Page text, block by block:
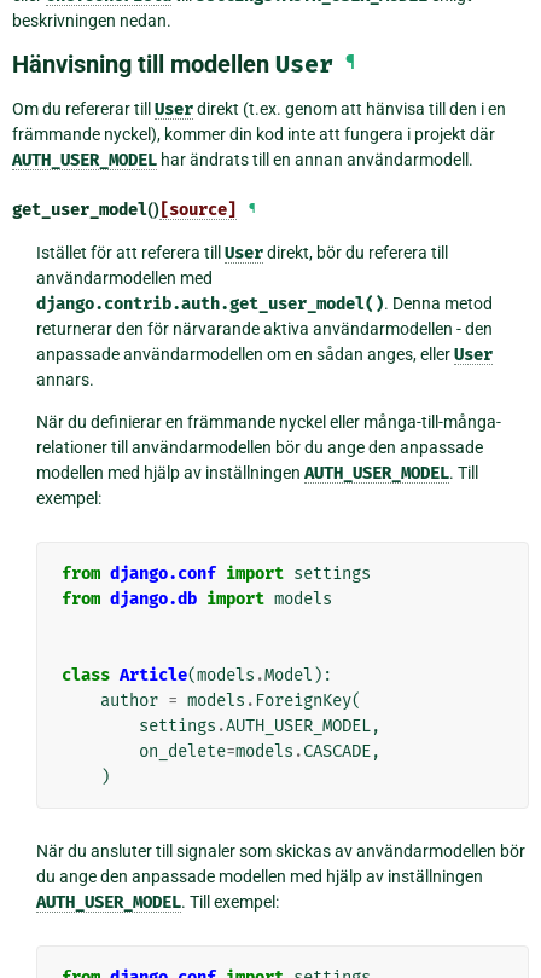
beskrivningen nedan.
Hänvisning till modellen User ¶
Om du refererar till Userdirekt (t.ex. genom att hänvisa till den i en
främmande nyckel), kommer din kod inte att fungera i projekt där
AUTH_USER_MODEL har ändrats till en annan användarmodell.
get_user_model() [source] ¶
Istället för att referera till Userdirekt, bör du referera till
användarmodellen med
django.contrib.auth.get_user_model(). Denna metod
returnerar den för närvarande aktiva användarmodellen - den
anpassade användarmodellen om en sådan anges, ellerUser
annars.
När du definierar en främmande nyckel eller många-till-många-
relationer till användarmodellen bör du ange den anpassade
modellen med hjälp av inställningen AUTH_USER_MODEL. Till
exempel:
from django.conf import settings
from django.db import models
class Article(models .Model ):
author = models . ForeignKey(
settings .AUTH_USER_MODEL,
on_delete=models .CASCADE,
)
När du ansluter till signaler som skickas av användarmodellen bör
du ange den anpassade modellen med hjälp av inställningen
AUTH_USER_MODEL. Till exempel: